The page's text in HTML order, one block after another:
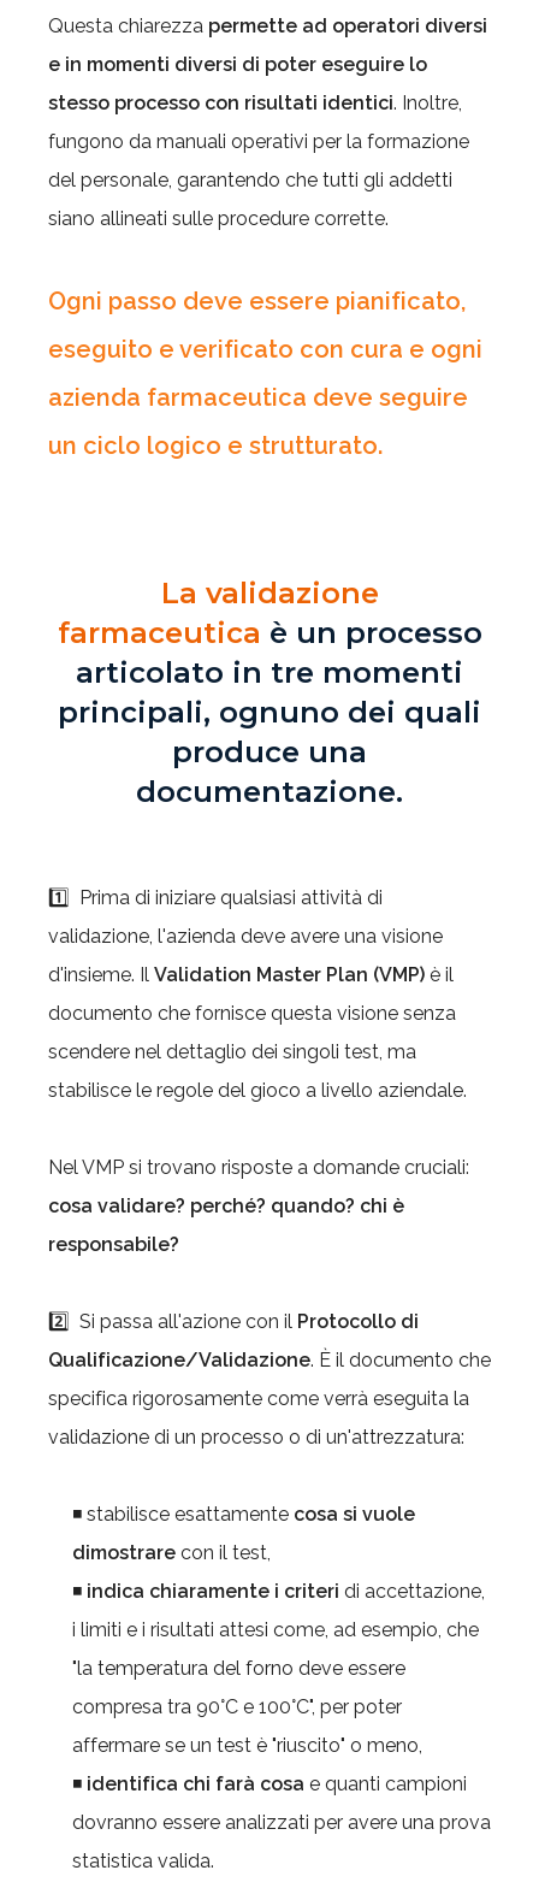
Questa chiarezza permette ad operatori diversi
e in momenti diversi di poter eseguire lo
stesso processo con risultati identici. Inoltre,
fungono da manuali operativi per la formazione
del personale, garantendo che tutti gli addetti
siano allineati sulle procedure corrette.
Ogni passo deve essere pianificato,
eseguito e verificato con cura e ogni
azienda farmaceutica deve seguire
un ciclo logico e strutturato.
La validazione
farmaceutica è un processo
articolato in tre momenti
principali, ognuno dei quali
produce una
documentazione.
1️⃣ Prima di iniziare qualsiasi attività di
validazione, l'azienda deve avere una visione
d'insieme. Il Validation Master Plan (VMP) è il
documento che fornisce questa visione senza
scendere nel dettaglio dei singoli test, ma
stabilisce le regole del gioco a livello aziendale.
Nel VMP si trovano risposte a domande cruciali:
cosa validare? perché? quando? chi è
responsabile?
2️⃣ Si passa all'azione con il Protocollo di
Qualificazione/Validazione. È il documento che
specifica rigorosamente come verrà eseguita la
validazione di un processo o di un'attrezzatura:
◾ stabilisce esattamente cosa si vuole
dimostrare con il test,
◾ indica chiaramente i criteri di accettazione,
i limiti e i risultati attesi come, ad esempio, che
"la temperatura del forno deve essere
compresa tra 90°C e 100°C", per poter
affermare se un test è "riuscito" o meno,
◾ identifica chi farà cosa e quanti campioni
dovranno essere analizzati per avere una prova
statistica valida.